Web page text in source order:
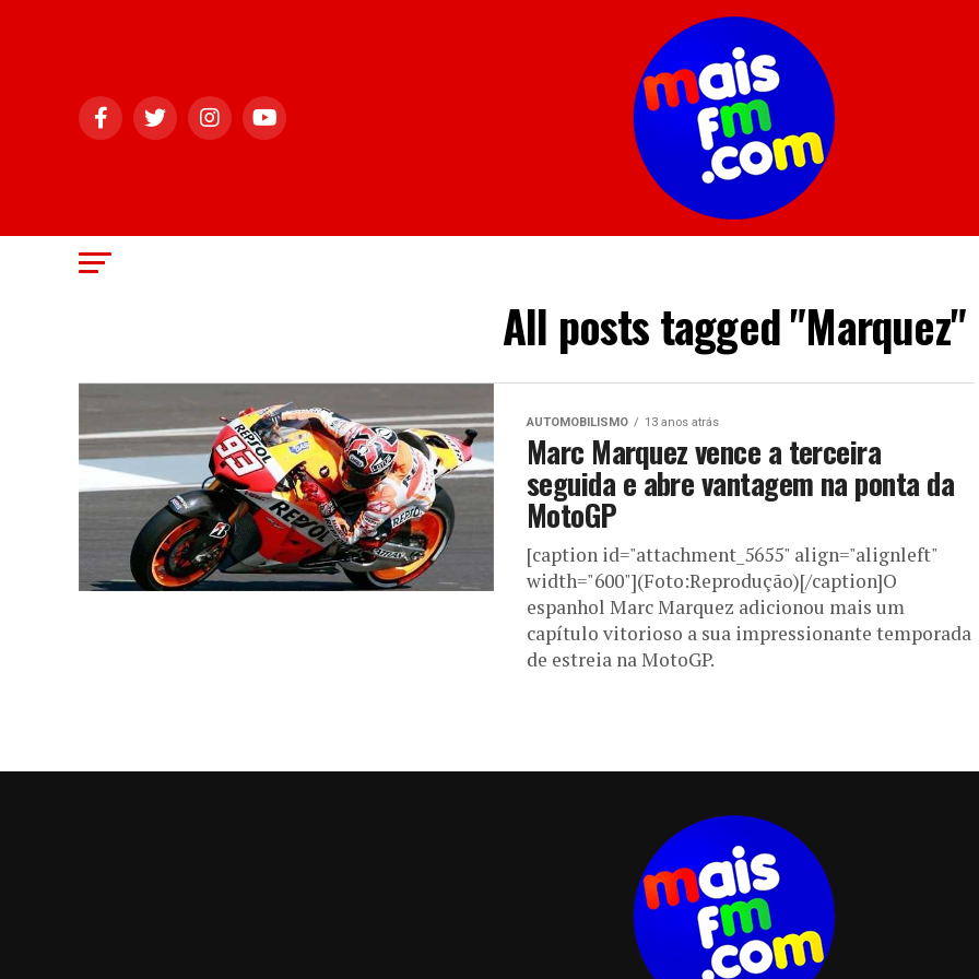
All posts tagged "Marquez"
AUTOMOBILISMO 13 anos atrás
Marc Marquez vence a terceira
seguida e abre vantagem na ponta da
MotoGP
[caption id="attachment_5655" align="alignleft"
width="600"](Foto:Reprodução)[/caption]O
espanhol Marc Marquez adicionou mais um
capítulo vitorioso a sua impressionante temporada
de estreia na MotoGP.